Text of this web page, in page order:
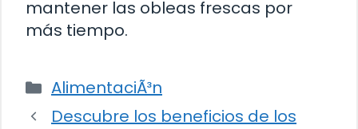
mantener las obleas frescas por
más tiempo.
Categorías
AlimentaciÃ³n
Descubre los beneficios de los